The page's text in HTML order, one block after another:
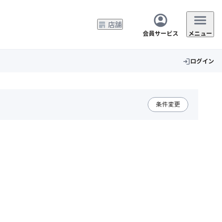
店舗
会員サービス メニュー
loginログイン
条件変更